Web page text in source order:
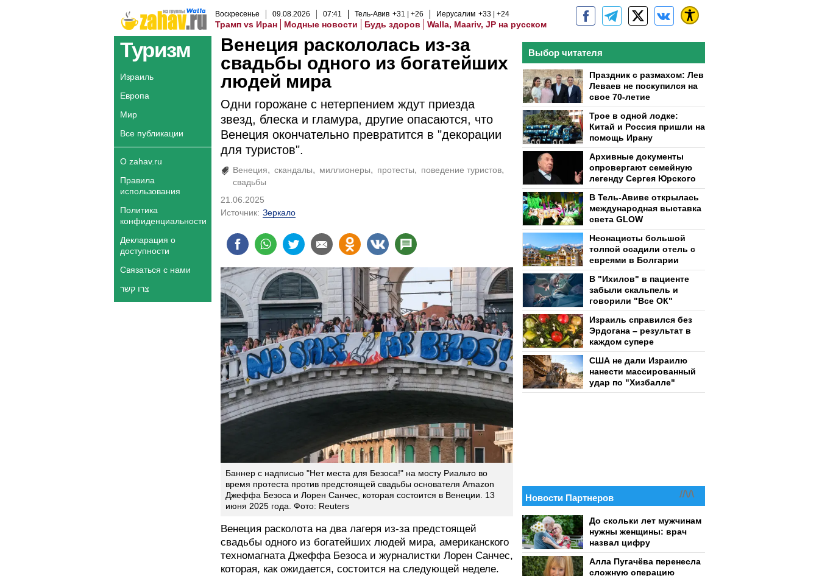
Воскресенье 09.08.2026 07:41 Тель-Авив +31 +26 Иерусалим +33 +24
Трамп vs Иран Модные новости Будь здоров Walla, Maariv, JP на русском
Туризм
Израиль
Европа
Мир
Все публикации
О zahav.ru
Правила
использования
Политика
конфиденциальности
Декларация о
доступности
Связаться с нами
צרו קשר
Венеция раскололась из-за
свадьбы одного из богатейших
людей мира
Одни горожане с нетерпением ждут приезда
звезд, блеска и гламура, другие опасаются, что
Венеция окончательно превратится в "декорации
для туристов".
Венеция скандалы миллионеры протесты
поведение туристов
свадьбы
21.06.2025
Источник: Зеркало
Баннер с надписью "Нет места для Безоса!" на мосту Риальто во
время протеста против предстоящей свадьбы основателя Amazon
Джеффа Безоса и Лорен Санчес, которая состоится в Венеции. 13
июня 2025 года. Фото: Reuters
Венеция расколота на два лагеря из-за предстоящей
свадьбы одного из богатейших людей мира, американского
техномагната Джеффа Безоса и журналистки Лорен Санчес,
которая, как ожидается, состоится на следующей неделе.
Выбор читателя
Праздник с размахом: Лев
Леваев не поскупился на
свое 70-летие
Трое в одной лодке:
Китай и Россия пришли на
помощь Ирану
Архивные документы
опровергают семейную
легенду Сергея Юрского
В Тель-Авиве открылась
международная выставка
света GLOW
Неонацисты большой
толпой осадили отель с
евреями в Болгарии
В "Ихилов" в пациенте
забыли скальпель и
говорили "Все ОК"
Израиль справился без
Эрдогана – результат в
каждом супере
США не дали Израилю
нанести массированный
удар по "Хизбалле"